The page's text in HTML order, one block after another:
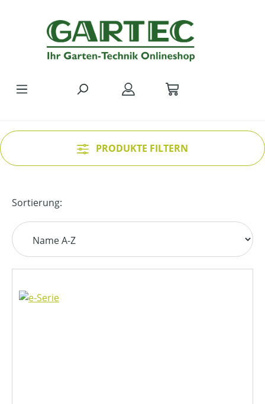
PRODUKTE FILTERN
Sortierung: